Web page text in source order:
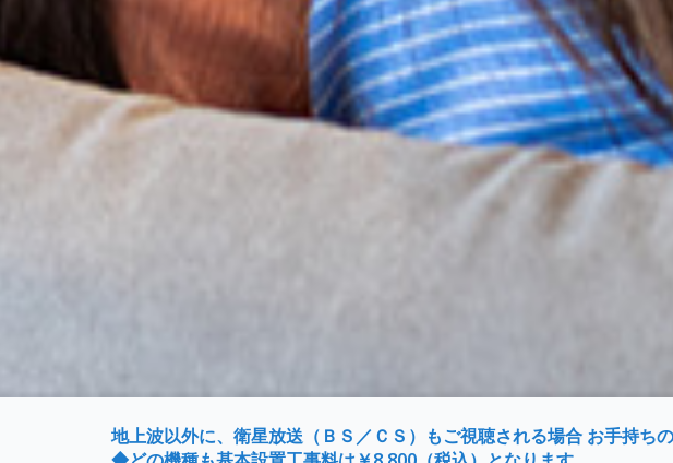
地上波以外に、衛星放送（ＢＳ／ＣＳ）もご視聴される場合 お手持ち